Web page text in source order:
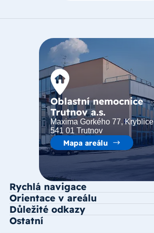
Oblastní nemocnice
Trutnov a.s.
Maxima Gorkého 77, Kryblice
541 01 Trutnov
Mapa areálu
Rychlá navigace
Orientace v areálu
Důležité odkazy
Ostatní